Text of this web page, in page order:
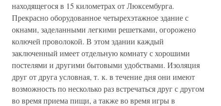
находящегося в 15 километрах от Люксембурга.
Прекрасно оборудованное четырехэтажное здание с
окнами, заделанными легкими решетками, огорожено
колючей проволокой. В этом здании каждый
заключенный имеет отдельную комнату с хорошими
постелями и другими бытовыми удобствами. Изоляция
друг от друга условная, т. к. в течение дня они имеют
возможность по несколько раз встречаться друг с другом
во время приема пищи, а также во время игры в